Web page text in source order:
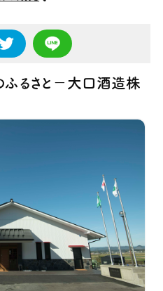
ふるさと−大口酒造株